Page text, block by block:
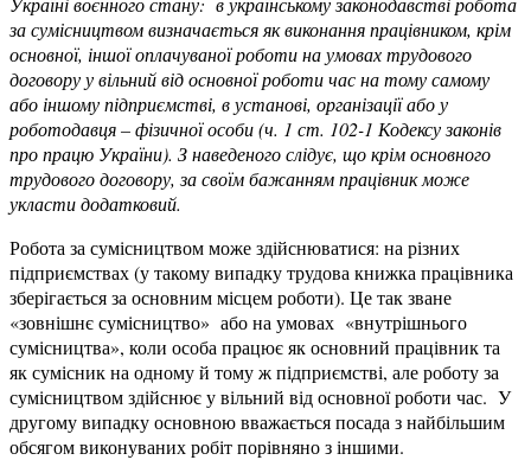
за сумісництвом визначається як виконання працівником, крім
основної, іншої оплачуваної роботи на умовах трудового
договору у вільний від основної роботи час на тому самому
або іншому підприємстві, в установі, організації або у
роботодавця – фізичної особи (ч. 1 ст. 102-1 Кодексу законів
про працю України). З наведеного слідує, що крім основного
трудового договору, за своїм бажанням працівник може
укласти додатковий.
Робота за сумісництвом може здійснюватися: на різних
підприємствах (у такому випадку трудова книжка працівника
зберігається за основним місцем роботи). Це так зване
«зовнішнє сумісництво» або на умовах «внутрішнього
сумісництва», коли особа працює як основний працівник та
як сумісник на одному й тому ж підприємстві, але роботу за
сумісництвом здійснює у вільний від основної роботи час. У
другому випадку основною вважається посада з найбільшим
обсягом виконуваних робіт порівняно з іншими.